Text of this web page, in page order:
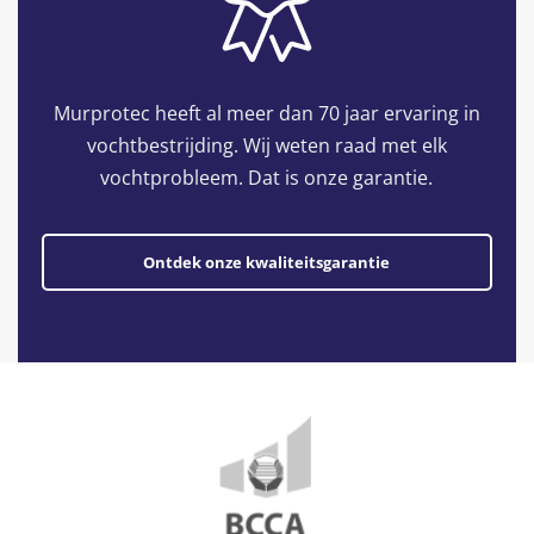
Murprotec heeft al meer dan 70 jaar ervaring in
vochtbestrijding. Wij weten raad met elk
vochtprobleem. Dat is onze garantie.
Ontdek onze kwaliteitsgarantie